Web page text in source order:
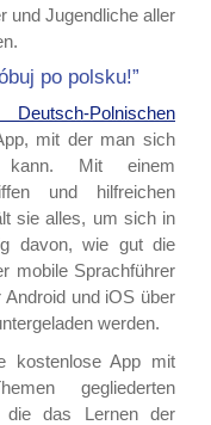
und Jugendliche aller
po polsku!”
Polnischen
mit der man sich
kann. Mit einem
und hilfreichen
sie alles, um sich in
davon, wie gut die
mobile Sprachführer
und iOS über
werden.
kostenlose App mit
gegliederten
die das Lernen der